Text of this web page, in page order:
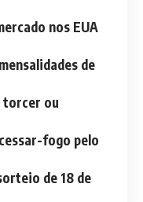
nos EUA
de
torcer ou
fogo pelo
de 18 de